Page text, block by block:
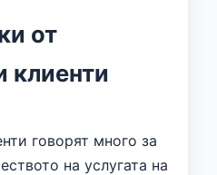
от
клиенти
говорят много за
на услугата на